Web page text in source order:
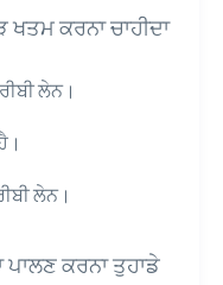
ਕਰਨਾ ਚਾਹੀਦਾ
ਲੇਨ।
ਲੇਨ।
ਪਾਲਣ ਕਰਨਾ ਤੁਹਾਡੇ